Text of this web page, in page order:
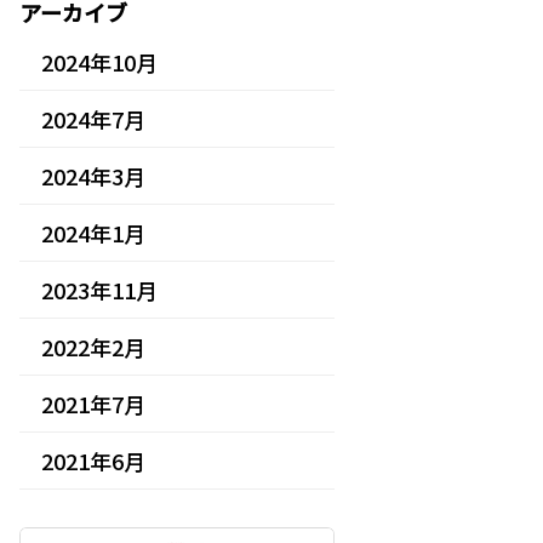
アーカイブ
2024年10月
2024年7月
2024年3月
2024年1月
2023年11月
2022年2月
2021年7月
2021年6月